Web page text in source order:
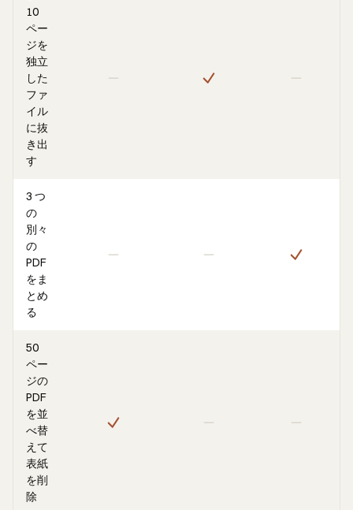
10
ペー
ジを
独立
した
ファ
イル
に抜
き出
す
3 つ
の
別々
の
PDF
をま
とめ
る
50
ペー
ジの
PDF
を並
べ替
えて
表紙
を削
除